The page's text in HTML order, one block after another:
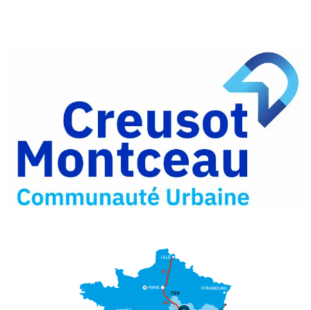
Facebook
Partager
Twitter
Partager
par
e-
mail